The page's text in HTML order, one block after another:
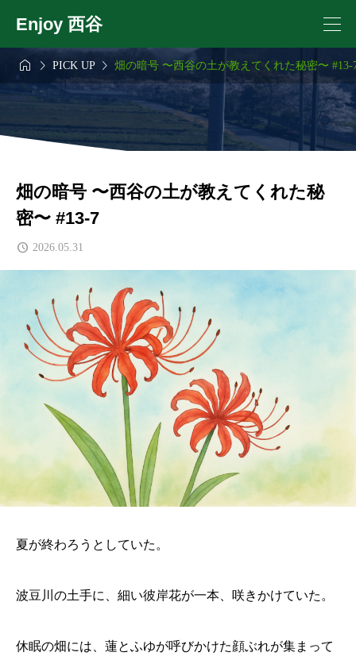
Enjoy 西谷
  PICK UP  畑の暗号 〜西谷の土が教えてくれた秘密〜 #13-
畑の暗号 〜西谷の土が教えてくれた秘
密〜 #13-7
2026.05.31
夏が終わろうとしていた。
波豆川の土手に、細い彼岸花が一本、咲きかけていた。
休眠の畑には、蓮とふゆが呼びかけた顔ぶれが集まって